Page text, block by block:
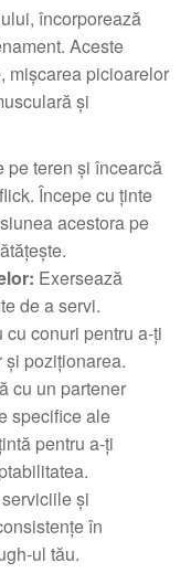
încorporează
Aceste
mișcarea picioarelor
și
pe teren și încearcă
Începe cu ținte
acestora pe
Exersează
de a servi.
conuri pentru a-ți
poziționarea.
cu un partener
specifice ale
pentru a-ți
și
în
ul tău.